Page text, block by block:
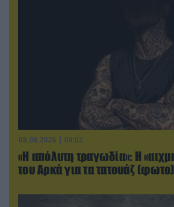
08.08.2026 | 09:02
«Η απόλυτη τραγωδία»: Η
του Αρκά για τα τατουάζ (φωτο)